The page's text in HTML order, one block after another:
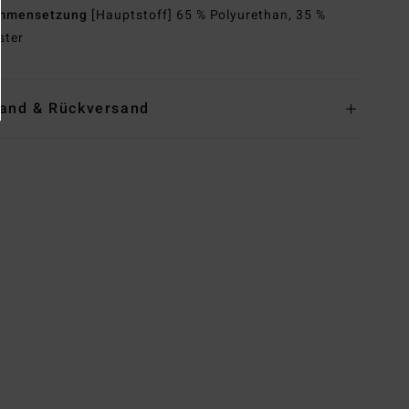
[Hauptstoff] 65 % Polyurethan, 35 %
& Rückversand